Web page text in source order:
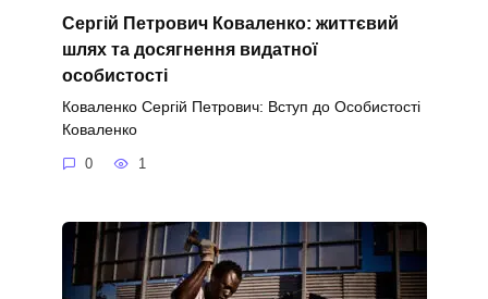
Сергій Петрович Коваленко: життєвий
шлях та досягнення видатної
особистості
Коваленко Сергій Петрович: Вступ до Особистості
Коваленко
0 1